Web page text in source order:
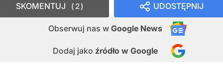
UDOSTĘPNIJ
Obserwuj nas w Google News
Dodaj jako źródło w Google
SKOMENTUJ 2